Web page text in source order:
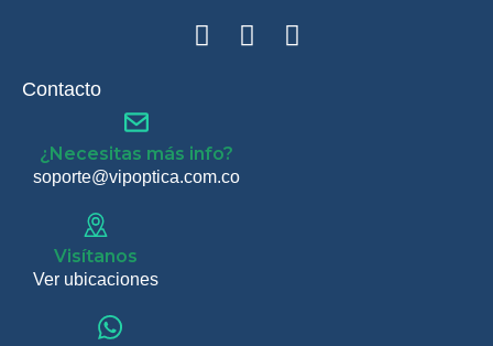
Contacto
¿Necesitas más info?
soporte@vipoptica.com.co
Visítanos
Ver ubicaciones